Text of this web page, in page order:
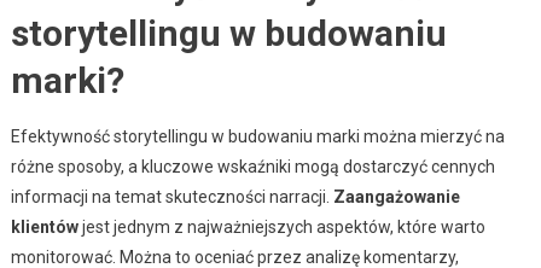
storytellingu w budowaniu
marki?
Efektywność storytellingu w budowaniu marki można mierzyć na
różne sposoby, a kluczowe wskaźniki mogą dostarczyć cennych
informacji na temat skuteczności narracji. Zaangażowanie
klientówjest jednym z najważniejszych aspektów, które warto
monitorować. Można to oceniać przez analizę komentarzy,